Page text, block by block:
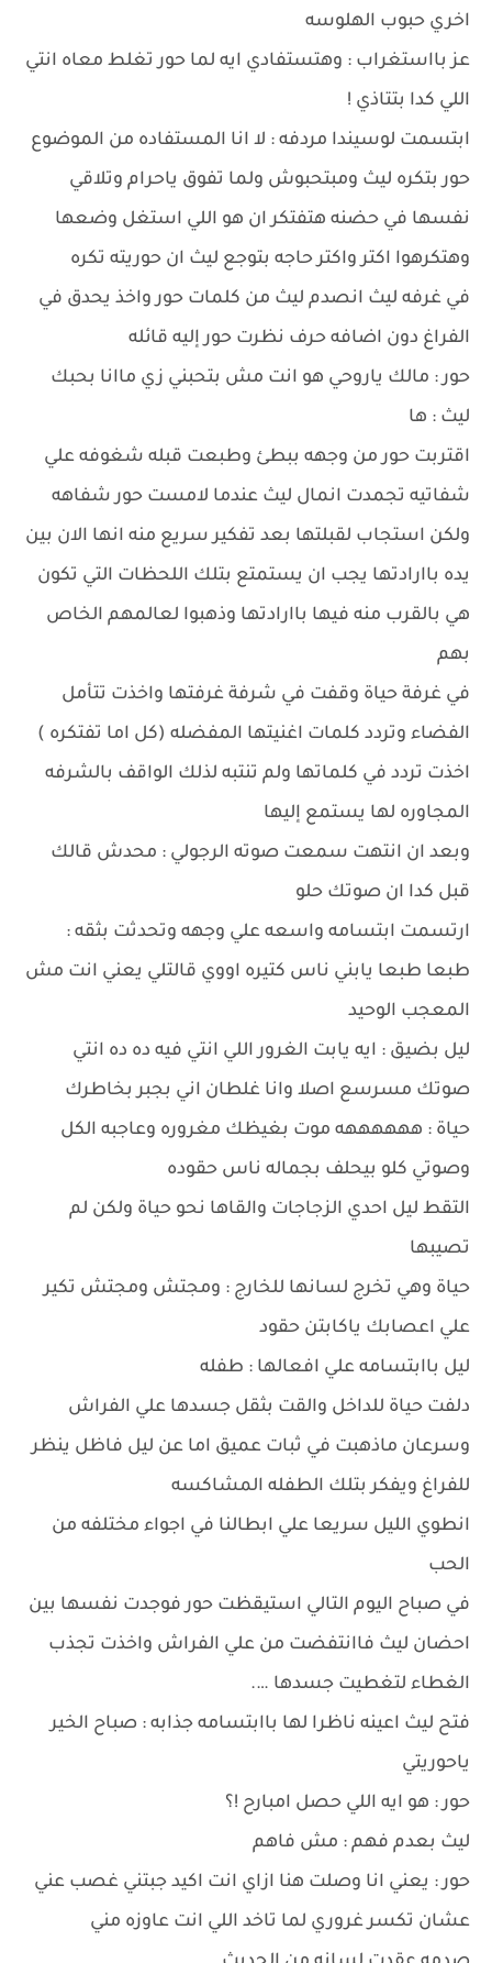
اخري حبوب الهلوسه
عز بااستغراب : وهتستفادي ايه لما حور تغلط معاه انتي
اللي كدا بتتاذي !
ابتسمت لوسيندا مردفه : لا انا المستفاده من الموضوع
حور بتكره ليث ومبتحبوش ولما تفوق ياحرام وتلاقي
نفسها في حضنه هتفتكر ان هو اللي استغل وضعها
وهتكرهوا اكتر واكتر حاجه بتوجع ليث ان حوريته تكره
في غرفه ليث انصدم ليث من كلمات حور واخذ يحدق في
الفراغ دون اضافه حرف نظرت حور إليه قائله
حور : مالك ياروحي هو انت مش بتحبني زي ماانا بحبك
ليث : ها
اقتربت حور من وجهه ببطئ وطبعت قبله شغوفه علي
شفاتيه تجمدت انمال ليث عندما لامست حور شفاهه
ولكن استجاب لقبلتها بعد تفكير سريع منه انها الان بين
يده باارادتها يجب ان يستمتع بتلك اللحظات التي تكون
هي بالقرب منه فيها باارادتها وذهبوا لعالمهم الخاص
بهم
في غرفة حياة وقفت في شرفة غرفتها واخذت تتأمل
الفضاء وتردد كلمات اغنيتها المفضله (كل اما تفتكره )
اخذت تردد في كلماتها ولم تنتبه لذلك الواقف بالشرفه
المجاوره لها يستمع إليها
وبعد ان انتهت سمعت صوته الرجولي : محدش قالك
قبل كدا ان صوتك حلو
ارتسمت ابتسامه واسعه علي وجهه وتحدثت بثقه :
طبعا طبعا يابني ناس كتيره اووي قالتلي يعني انت مش
المعجب الوحيد
ليل بضيق : ايه يابت الغرور اللي انتي فيه ده ده انتي
صوتك مسرسع اصلا وانا غلطان اني بجبر بخاطرك
حياة : ههههههه موت بغيظك مغروره وعاجبه الكل
وصوتي كلو بيحلف بجماله ناس حقوده
التقط ليل احدي الزجاجات والقاها نحو حياة ولكن لم
تصيبها
حياة وهي تخرج لسانها للخارج : ومجتش ومجتش تكير
علي اعصابك ياكابتن حقود
ليل باابتسامه علي افعالها : طفله
دلفت حياة للداخل والقت بثقل جسدها علي الفراش
وسرعان ماذهبت في ثبات عميق اما عن ليل فاظل ينظر
للفراغ ويفكر بتلك الطفله المشاكسه
انطوي الليل سريعا علي ابطالنا في اجواء مختلفه من
الحب
في صباح اليوم التالي استيقظت حور فوجدت نفسها بين
احضان ليث فاانتفضت من علي الفراش واخذت تجذب
الغطاء لتغطيت جسدها ….
فتح ليث اعينه ناظرا لها باابتسامه جذابه : صباح الخير
ياحوريتي
حور : هو ايه اللي حصل امبارح !؟
ليث بعدم فهم : مش فاهم
حور : يعني انا وصلت هنا ازاي انت اكيد جبتني غصب عني
عشان تكسر غروري لما تاخد اللي انت عاوزه مني